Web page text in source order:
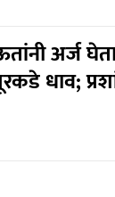
अर्ज
धाव;